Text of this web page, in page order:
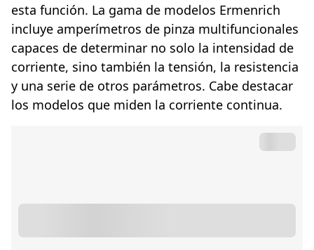
esta función. La gama de modelos Ermenrich
incluye amperímetros de pinza multifuncionales
capaces de determinar no solo la intensidad de
corriente, sino también la tensión, la resistencia
y una serie de otros parámetros. Cabe destacar
los modelos que miden la corriente continua.